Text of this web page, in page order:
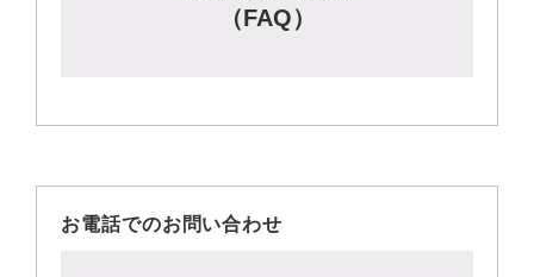
（FAQ）
お電話でのお問い合わせ